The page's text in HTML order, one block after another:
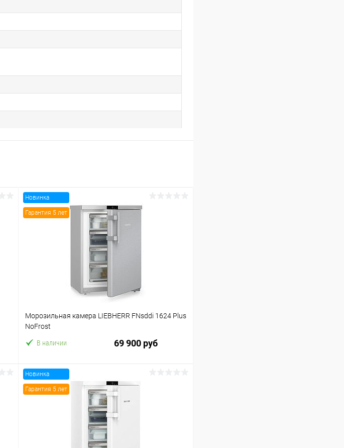
Новинка
Гарантия 5 лет
Морозильная камера LIEBHERR FNsddi 1624 Plus
NoFrost
В наличии 69 900 руб
В корзину
Новинка
Гарантия 5 лет